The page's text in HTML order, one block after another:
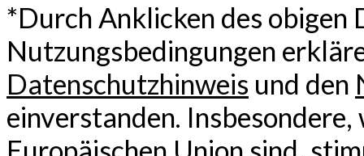
*Durch Anklicken des obigen
Nutzungsbedingungen
Datenschutzhinweis und den
einverstanden. Insbesondere,